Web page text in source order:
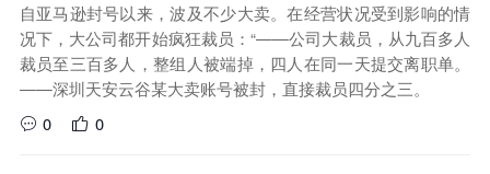
自亚马逊封号以来，波及不少大卖。在经营状况受到影响的情
况下，大公司都开始疯狂裁员：“——公司大裁员，从九百多人
裁员至三百多人，整组人被端掉，四人在同一天提交离职单。
——深圳天安云谷某大卖账号被封，直接裁员四分之三。
0
0